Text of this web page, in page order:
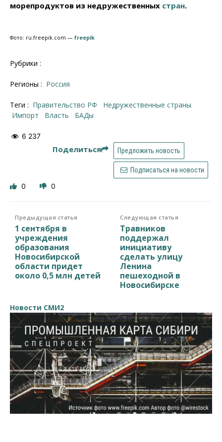
морепродуктов из недружественных стран.
Фото: ru.freepik.com — freepik
Рубрики :
Регионы : Россия
Теги : Правительство РФ
недружественные страны
импорт
власть БАДы
6 237
Поделиться Предложить новость
Подписаться на новости
0 0
Предыдущая статья
1 сентября в
учреждения
образования
Новосибирской
области придет
около 0,5 млн детей
Следующая статья
Травников
поддержал
инициативу
сделать улицу
Ленина
пешеходной в
Новосибирске
Новости СМИ2